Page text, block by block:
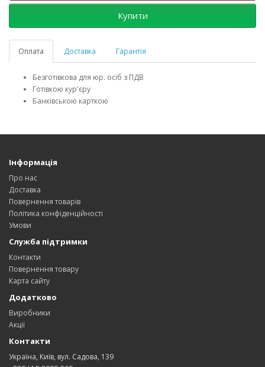
Купити
Оплата Доставка Гарантія
Безготівкова для юр. осіб з ПДВ
Готівкою кур'єру
Банківською карткою
Інформація
Про нас
Доставка
Повернення товарів
Політика конфіденційності
Умови
Служба підтримки
Контакти
Повернення товару
Карта сайту
Додатково
Виробники
Акції
Контакти
Україна, Київ, вул. Садова, 139